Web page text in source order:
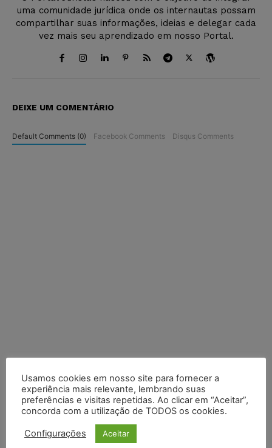
uma comunidade jurídica onde os internautas possam
compartilhar suas informações, ideias e delegar cada
vez mais seu aprendizado em nosso Portal.
DEIXE UM COMENTÁRIO
Default Comments (0) Facebook Comments Disqus Comments
COMPARTILHE
Usamos cookies em nosso site para fornecer a
experiência mais relevante, lembrando suas
preferências e visitas repetidas. Ao clicar em “Aceitar”,
concorda com a utilização de TODOS os cookies.
Configurações Aceitar